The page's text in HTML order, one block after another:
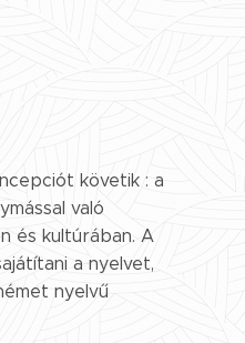
követik : a
való
és kultúrában. A
a nyelvet,
nyelvű